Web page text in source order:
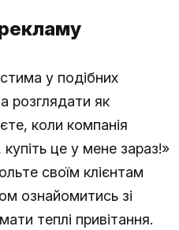
у подібних
розглядати як
коли компанія
це у мене зараз!»
своїм клієнтам
ознайомитись зі
теплі привітання.